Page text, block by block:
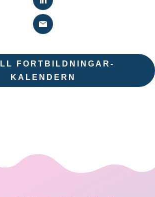
FORTBILDNINGAR-
KALENDERN